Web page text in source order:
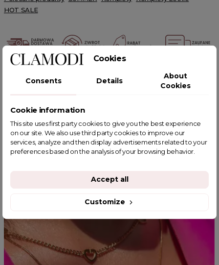
HOT SALE
YOU MIGHT ALSO LIKE
Cookies
Consents Details
About
Cookies
Cookie information
This site uses first party cookies to give you the best experience
on our site. We also use third party cookies to improve our
services, analyze and then display advertisements related to your
preferences based on the analysis of your browsing behavior.
Customize
Accept all